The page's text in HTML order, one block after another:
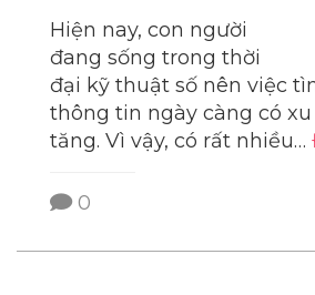
Hiện nay, con người
đang sống trong thời
đại kỹ thuật số nên việc
thông tin ngày càng có
tăng. Vì vậy, có rất nhiều…
0